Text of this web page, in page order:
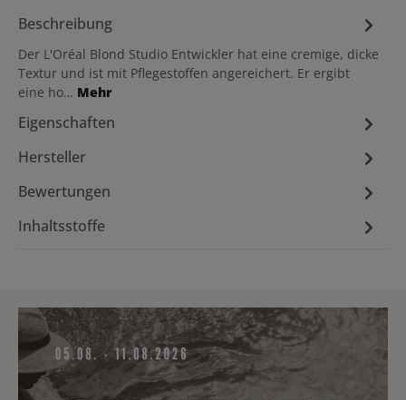
Beschreibung
Der L'Oréal Blond Studio Entwickler hat eine cremige, dicke
Textur und ist mit Pflegestoffen angereichert. Er ergibt
eine ho… Mehr
Eigenschaften
Hersteller
Bewertungen
Inhaltsstoffe